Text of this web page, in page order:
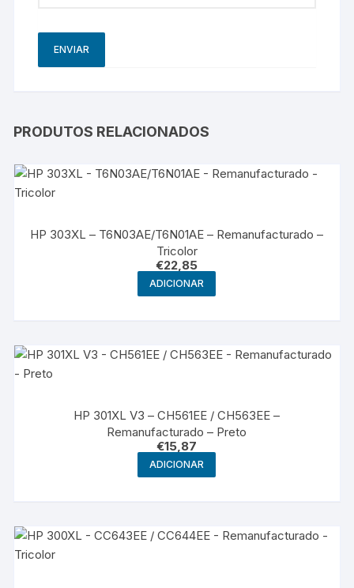
PRODUTOS RELACIONADOS
HP 303XL – T6N03AE/T6N01AE – Remanufacturado –
Tricolor
€22,85
ADICIONAR
HP 301XL V3 – CH561EE / CH563EE –
Remanufacturado – Preto
€15,87
ADICIONAR